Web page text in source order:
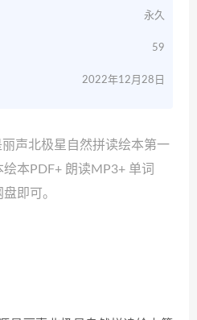
永久
59
2022年12月28日
声北极星自然拼读绘本第一
本PDF+ 朗读MP3+ 单词
即可。